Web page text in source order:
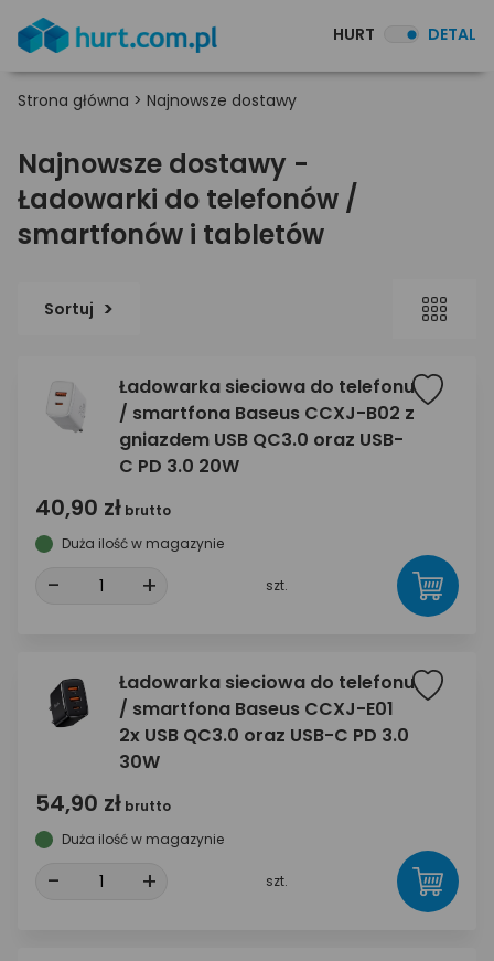
HURT DETAL
Strona główna > Najnowsze dostawy
Najnowsze dostawy -
Ładowarki do telefonów /
smartfonów i tabletów
Sortuj
Ładowarka sieciowa do telefonu
/ smartfona Baseus CCXJ-B02 z
gniazdem USB QC3.0 oraz USB-
C PD 3.0 20W
40,90 zł brutto
Duża ilość w magazynie
- + szt.
Ładowarka sieciowa do telefonu
/ smartfona Baseus CCXJ-E01
2x USB QC3.0 oraz USB-C PD 3.0
30W
54,90 zł brutto
Duża ilość w magazynie
- + szt.